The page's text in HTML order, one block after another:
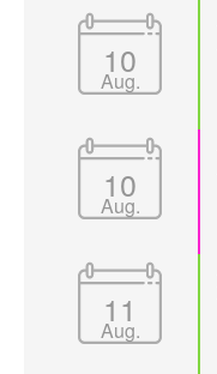
10
Aug.
10
Aug.
11
Aug.